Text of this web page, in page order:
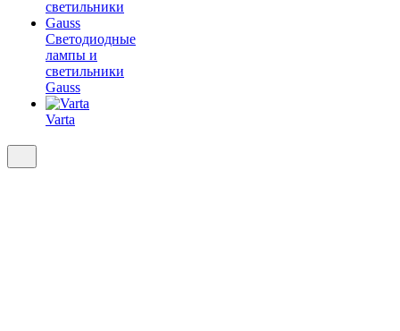
Светодиодные
лампы и
светильники
Gauss
Varta